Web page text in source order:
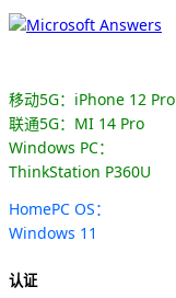
移动5G：iPhone 12 Pro
联通5G：MI 14 Pro
Windows PC：
ThinkStation P360U
HomePC OS：
Windows 11
认证